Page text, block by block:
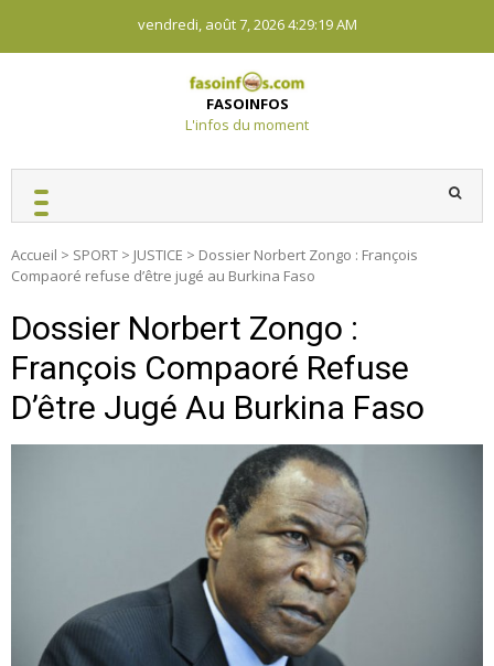
content
vendredi, août 7, 20264:29:20 AM
FASOINFOS
L'infos du moment
Accueil > SPORT > JUSTICE > Dossier Norbert Zongo : François
Compaoré refuse d’être jugé au Burkina Faso
Dossier Norbert Zongo :
François Compaoré Refuse
D’être Jugé Au Burkina Faso